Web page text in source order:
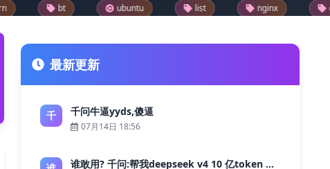
ubuntu list nginx
dictionary
flask
git
最新更新
千 千问牛逼yyds,傻逼
07月14日 18:56
谁敢用? 千问:帮我deepseek v4 10 亿token 大约多少花费 ?